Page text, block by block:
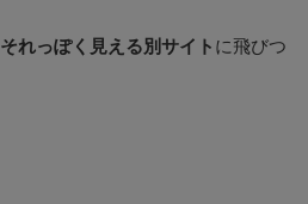
それっぽく見える別サイト に飛びつ